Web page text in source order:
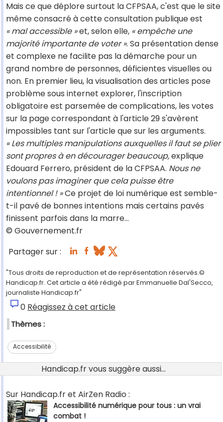
Mais ce que déplore surtout la CFPSAA, c'est que le site
même consacré à cette consultation publique est
« mal accessible »et, selon elle, « empêche une
majorité importante de voter ». Sa présentation dense
et complexe ne facilite pas la démarche pour un
grand nombre de personnes, déficientes visuelles ou
non. En premier lieu, la visualisation des articles pose
problème sous internet explorer, l'inscription
obligatoire est parsemée de complications, les votes
sur la page correspondant à l'article 29 s'avèrent
impossibles tant sur l'article que sur les arguments.
« Les multiples manipulations auxquelles il faut se plier
sont propres à en décourager beaucoup,explique
Edouard Ferrero, président de la CFPSAA. Nous ne
voulons pas imaginer que cela puisse être
intentionnel ! »Ce projet de loi numérique est semble-
t-il pavé de bonnes intentions mais certains pavés
finissent parfois dans la marre…
© Gouvernement.fr
Partager sur :
"Tous droits de reproduction et de représentation réservés.©
Handicap.fr. Cet article a été rédigé par Emmanuelle Dal'Secco,
journaliste Handicap.fr"
0 Réagissez à cet article
Thèmes :
Accessibilité
Handicap.fr vous suggère aussi...
Sur Handicap.fr et AirZen Radio :
Accessibilité numérique pour tous : un vrai
combat !